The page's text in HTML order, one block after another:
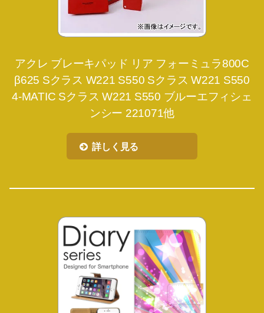
アクレ ブレーキパッド リア フォーミュラ800C
β625 Sクラス W221 S550 Sクラス W221 S550
4-MATIC Sクラス W221 S550 ブルーエフィシェ
ンシー 221071他
詳しく見る